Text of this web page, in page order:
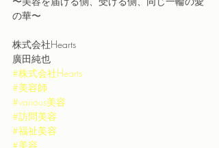
の華〜
株式会社Hearts
廣田純也
#株式会社Hearts
#美容師
#various美容
#訪問美容
#福祉美容
#美容